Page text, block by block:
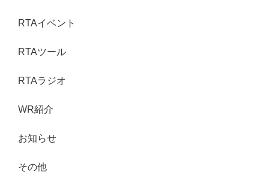
RTAイベント
RTAツール
RTAラジオ
WR紹介
お知らせ
その他